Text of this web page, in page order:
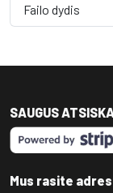
Failo dydis
SAUGUS
Mus rasite